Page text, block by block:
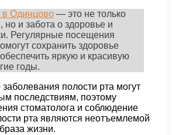
в Одинцово — это не только
но и забота о здоровье и
Регулярные посещения
сохранить здоровье
яркую и красивую
годы.
полости рта могут
последствиям, поэтому
стоматолога и соблюдение
рта являются неотъемлемой
жизни.